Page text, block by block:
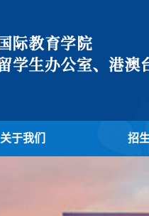
关于我们 招